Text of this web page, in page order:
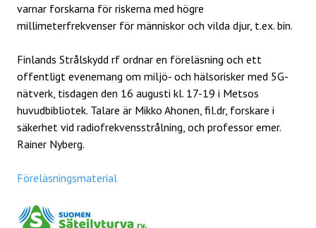
varnar forskarna för riskerna med högre
millimeterfrekvenser för människor och vilda djur, t.ex. bin.
Finlands Strålskydd rf ordnar en föreläsning och ett
offentligt evenemang om miljö- och hälsorisker med 5G-
nätverk, tisdagen den 16 augusti kl. 17-19 i Metsos
huvudbibliotek. Talare är Mikko Ahonen, fil.dr, forskare i
säkerhet vid radiofrekvensstrålning, och professor emer.
Rainer Nyberg.
Föreläsningsmaterial